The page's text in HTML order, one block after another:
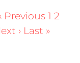
‹ Previous 1 2
› Last »